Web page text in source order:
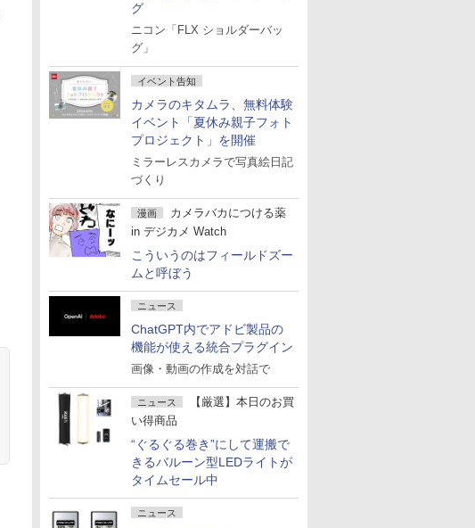
グ
ニコン「FLX ショルダーバッ
グ」
イベント告知
カメラのキタムラ、無料体験
イベント「夏休み親子フォト
プロジェクト」を開催
ミラーレスカメラで写真絵日記
づくり
漫画
カメラバカにつける薬
in デジカメ Watch
こういうのはフィールドズー
ムと呼ぼう
ニュース
ChatGPT内でアドビ製品の
機能が使える統合プラグイン
画像・動画の作成を対話で
ニュース
【厳選】本日のお買
い得商品
“ぐるぐる巻き”にして運搬で
きるバルーン型LEDライトが
タイムセール中
ニュース